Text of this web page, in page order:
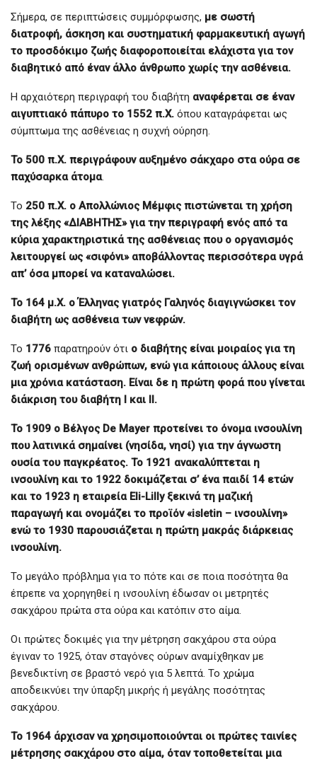
Σήμερα, σε περιπτώσεις συμμόρφωσης, με σωστή
διατροφή, άσκηση και συστηματική φαρμακευτική αγωγή
το προσδόκιμο ζωής διαφοροποιείται ελάχιστα για τον
διαβητικό από έναν άλλο άνθρωπο χωρίς την ασθένεια.
Η αρχαιότερη περιγραφή του διαβήτη αναφέρεται σε έναν
αιγυπτιακό πάπυρο το 1552 π.Χ. όπου καταγράφεται ως
σύμπτωμα της ασθένειας η συχνή ούρηση.
Το 500 π.Χ. περιγράφουν αυξημένο σάκχαρο στα ούρα σε
παχύσαρκα άτομα.
Το 250 π.Χ. ο Απολλώνιος Μέμφις πιστώνεται τη χρήση
της λέξης «ΔΙΑΒΗΤΗΣ» για την περιγραφή ενός από τα
κύρια χαρακτηριστικά της ασθένειας που ο οργανισμός
λειτουργεί ως «σιφόνι» αποβάλλοντας περισσότερα υγρά
απ’ όσα μπορεί να καταναλώσει.
Το 164 μ.Χ. ο Έλληνας γιατρός Γαληνός διαγιγνώσκει τον
διαβήτη ως ασθένεια των νεφρών.
Το 1776 παρατηρούν ότι ο διαβήτης είναι μοιραίος για τη
ζωή ορισμένων ανθρώπων, ενώ για κάποιους άλλους είναι
μια χρόνια κατάσταση. Είναι δε η πρώτη φορά που γίνεται
διάκριση του διαβήτη Ι και ΙΙ.
Το 1909 ο Βέλγος De Mayer προτείνει το όνομα ινσουλίνη
που λατινικά σημαίνει (νησίδα, νησί) για την άγνωστη
ουσία του παγκρέατος. Το 1921 ανακαλύπτεται η
ινσουλίνη και το 1922 δοκιμάζεται σ’ ένα παιδί 14 ετών
και το 1923 η εταιρεία Eli-Lilly ξεκινά τη μαζική
παραγωγή και ονομάζει το προϊόν «isletin – ινσουλίνη»
ενώ το 1930 παρουσιάζεται η πρώτη μακράς διάρκειας
ινσουλίνη.
Το μεγάλο πρόβλημα για το πότε και σε ποια ποσότητα θα
έπρεπε να χορηγηθεί η ινσουλίνη έδωσαν οι μετρητές
σακχάρου πρώτα στα ούρα και κατόπιν στο αίμα.
Οι πρώτες δοκιμές για την μέτρηση σακχάρου στα ούρα
έγιναν το 1925, όταν σταγόνες ούρων αναμίχθηκαν με
βενεδικτίνη σε βραστό νερό για 5 λεπτά. Το χρώμα
αποδεικνύει την ύπαρξη μικρής ή μεγάλης ποσότητας
σακχάρου.
Το 1964 άρχισαν να χρησιμοποιούνται οι πρώτες ταινίες
μέτρησης σακχάρου στο αίμα, όταν τοποθετείται μια